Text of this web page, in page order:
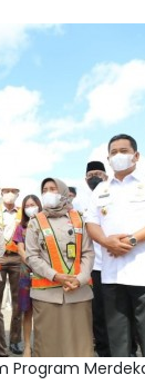
Program